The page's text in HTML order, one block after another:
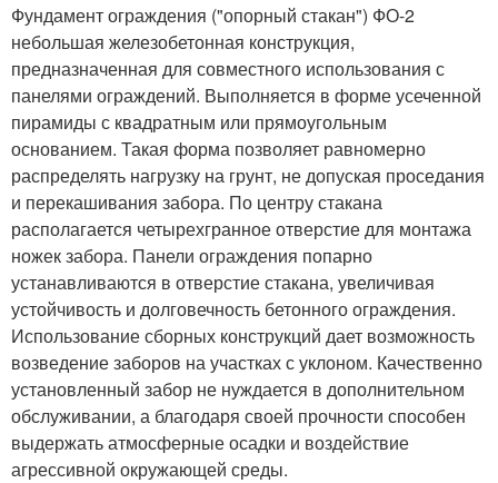
Фундамент ограждения ("опорный стакан") ФО-2
небольшая железобетонная конструкция,
предназначенная для совместного использования с
панелями ограждений. Выполняется в форме усеченной
пирамиды с квадратным или прямоугольным
основанием. Такая форма позволяет равномерно
распределять нагрузку на грунт, не допуская проседания
и перекашивания забора. По центру стакана
располагается четырехгранное отверстие для монтажа
ножек забора. Панели ограждения попарно
устанавливаются в отверстие стакана, увеличивая
устойчивость и долговечность бетонного ограждения.
Использование сборных конструкций дает возможность
возведение заборов на участках с уклоном. Качественно
установленный забор не нуждается в дополнительном
обслуживании, а благодаря своей прочности способен
выдержать атмосферные осадки и воздействие
агрессивной окружающей среды.